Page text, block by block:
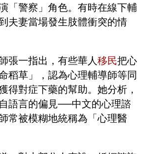
「警察」角色。有時在線下輔
夫妻當場發生肢體衝突的情
張一指出，有些華人移民把心
稻草」，認為心理輔導師等同
得對症下藥的幫助。她分析，
語言的偏見──中文的心理諮
常被模糊地統稱為「心理醫